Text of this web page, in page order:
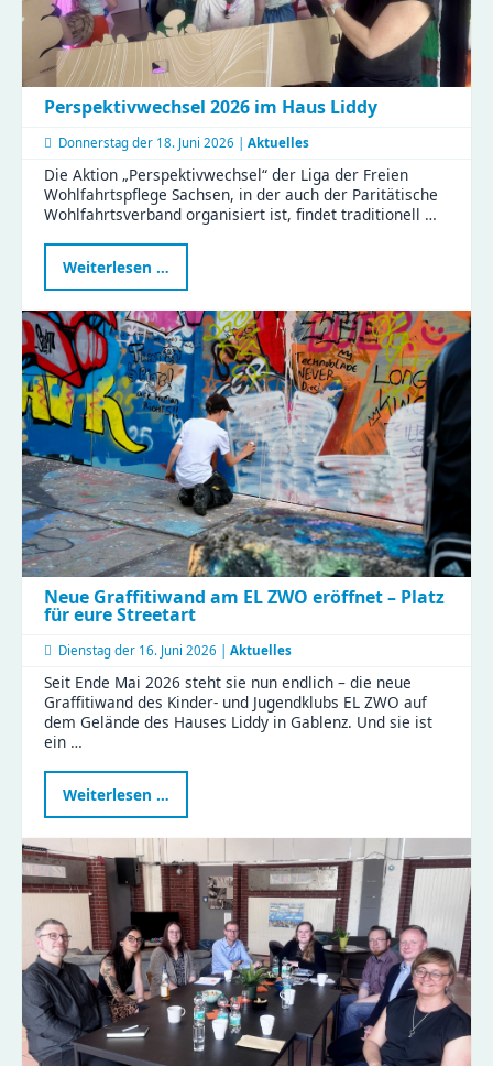
Perspektivwechsel 2026 im Haus Liddy
Donnerstag der 18. Juni 2026 | Aktuelles
Die Aktion „Perspektivwechsel“ der Liga der Freien
Wohlfahrtspflege Sachsen, in der auch der Paritätische
Wohlfahrtsverband organisiert ist, findet traditionell …
Weiterlesen …
2026
im
Haus
Liddy
Neue Graffitiwand am EL ZWO eröffnet – Platz
für eure Streetart
Dienstag der 16. Juni 2026 | Aktuelles
Seit Ende Mai 2026 steht sie nun endlich – die neue
Graffitiwand des Kinder- und Jugendklubs EL ZWO auf
dem Gelände des Hauses Liddy in Gablenz. Und sie ist
ein …
Weiterlesen …
Graffitiwand
am
ZWO
eröffnet
–
Platz
für
eure
Streetart